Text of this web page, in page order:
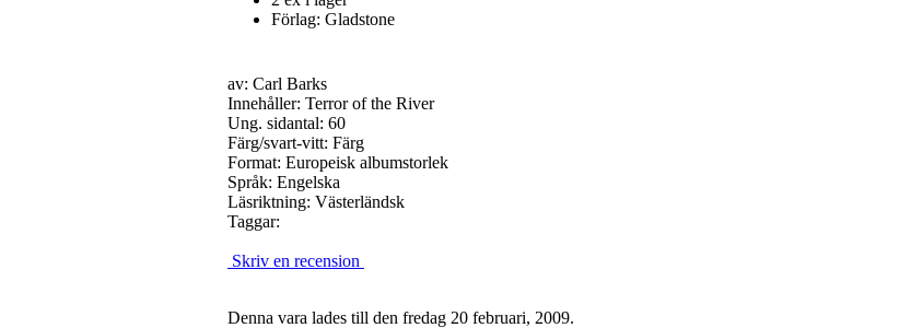
Förlag: Gladstone
av: Carl Barks
Innehåller: Terror of the River
Ung. sidantal: 60
Färg/svart-vitt: Färg
Format: Europeisk albumstorlek
Språk: Engelska
Läsriktning: Västerländsk
Taggar:
Skriv en recension
Denna vara lades till den fredag 20 februari, 2009.